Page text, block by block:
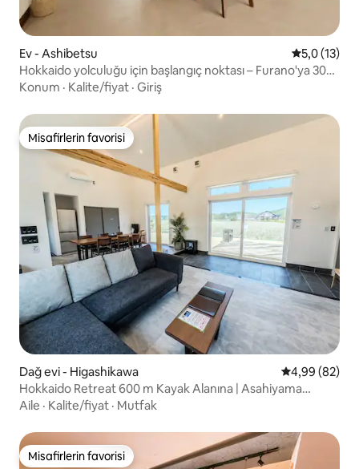
Ev - Ashibetsu 55,0 (13)
Hokkaido yolculuğu için başlangıç noktası – Furano'ya 30
dakika mesafededir
Konum · Kalite/fiyat · Giriş
Misafirlerin favorisi
Misafirlerin favorisi
Dağ evi - Higashikawa 5 üzerinden
4,99 (82)
Hokkaido Retreat 600 m Kayak Alanına | Asahiyama
Hayvanat Bahçesi
Aile · Kalite/fiyat · Mutfak
Misafirlerin favorisi
Misafirlerin favorisi